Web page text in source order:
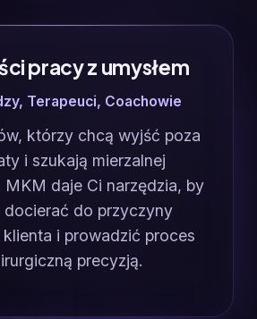
pracy z umysłem
Terapeuci, Coachowie
którzy chcą wyjść poza
i szukają mierzalnej
daje Ci narzędzia, by
docierać do przyczyny
i prowadzić proces
precyzją.